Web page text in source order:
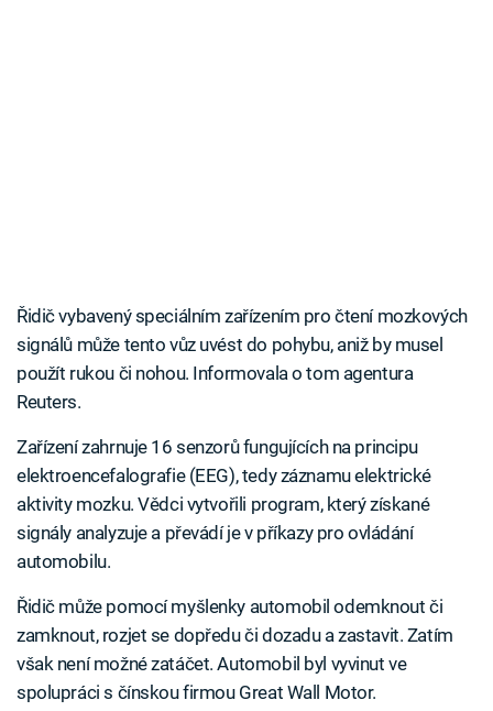
Řidič vybavený speciálním zařízením pro čtení mozkových
signálů může tento vůz uvést do pohybu, aniž by musel
použít rukou či nohou. Informovala o tom agentura
Reuters.
Zařízení zahrnuje 16 senzorů fungujících na principu
elektroencefalografie (EEG), tedy záznamu elektrické
aktivity mozku. Vědci vytvořili program, který získané
signály analyzuje a převádí je v příkazy pro ovládání
automobilu.
Řidič může pomocí myšlenky automobil odemknout či
zamknout, rozjet se dopředu či dozadu a zastavit. Zatím
však není možné zatáčet. Automobil byl vyvinut ve
spolupráci s čínskou firmou Great Wall Motor.